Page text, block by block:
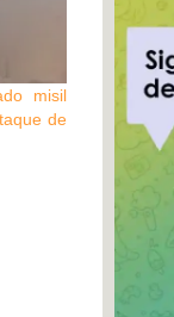
misil
de